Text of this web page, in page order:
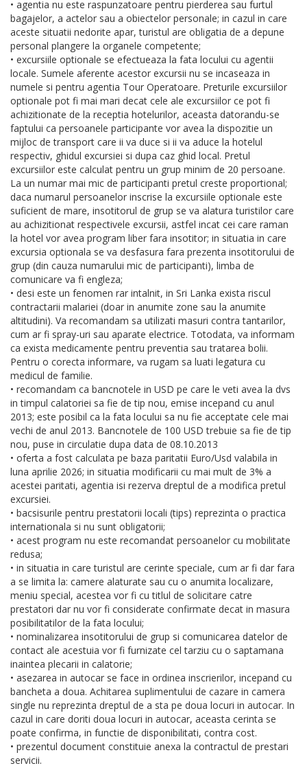
• agentia nu este raspunzatoare pentru pierderea sau furtul
bagajelor, a actelor sau a obiectelor personale; in cazul in care
aceste situatii nedorite apar, turistul are obligatia de a depune
personal plangere la organele competente;
• excursiile optionale se efectueaza la fata locului cu agentii
locale. Sumele aferente acestor excursii nu se incaseaza in
numele si pentru agentia Tour Operatoare. Preturile excursiilor
optionale pot fi mai mari decat cele ale excursiilor ce pot fi
achizitionate de la receptia hotelurilor, aceasta datorandu-se
faptului ca persoanele participante vor avea la dispozitie un
mijloc de transport care ii va duce si ii va aduce la hotelul
respectiv, ghidul excursiei si dupa caz ghid local. Pretul
excursiilor este calculat pentru un grup minim de 20 persoane.
La un numar mai mic de participanti pretul creste proportional;
daca numarul persoanelor inscrise la excursiile optionale este
suficient de mare, insotitorul de grup se va alatura turistilor care
au achizitionat respectivele excursii, astfel incat cei care raman
la hotel vor avea program liber fara insotitor; in situatia in care
excursia optionala se va desfasura fara prezenta insotitorului de
grup (din cauza numarului mic de participanti), limba de
comunicare va fi engleza;
• desi este un fenomen rar intalnit, in Sri Lanka exista riscul
contractarii malariei (doar in anumite zone sau la anumite
altitudini). Va recomandam sa utilizati masuri contra tantarilor,
cum ar fi spray-uri sau aparate electrice. Totodata, va informam
ca exista medicamente pentru preventia sau tratarea bolii.
Pentru o corecta informare, va rugam sa luati legatura cu
medicul de familie.
• recomandam ca bancnotele in USD pe care le veti avea la dvs
in timpul calatoriei sa fie de tip nou, emise incepand cu anul
2013; este posibil ca la fata locului sa nu fie acceptate cele mai
vechi de anul 2013. Bancnotele de 100 USD trebuie sa fie de tip
nou, puse in circulatie dupa data de 08.10.2013
• oferta a fost calculata pe baza paritatii Euro/Usd valabila in
luna aprilie 2026; in situatia modificarii cu mai mult de 3% a
acestei paritati, agentia isi rezerva dreptul de a modifica pretul
excursiei.
• bacsisurile pentru prestatorii locali (tips) reprezinta o practica
internationala si nu sunt obligatorii;
• acest program nu este recomandat persoanelor cu mobilitate
redusa;
• in situatia in care turistul are cerinte speciale, cum ar fi dar fara
a se limita la: camere alaturate sau cu o anumita localizare,
meniu special, acestea vor fi cu titlul de solicitare catre
prestatori dar nu vor fi considerate confirmate decat in masura
posibilitatilor de la fata locului;
• nominalizarea insotitorului de grup si comunicarea datelor de
contact ale acestuia vor fi furnizate cel tarziu cu o saptamana
inaintea plecarii in calatorie;
• asezarea in autocar se face in ordinea inscrierilor, incepand cu
bancheta a doua. Achitarea suplimentului de cazare in camera
single nu reprezinta dreptul de a sta pe doua locuri in autocar. In
cazul in care doriti doua locuri in autocar, aceasta cerinta se
poate confirma, in functie de disponibilitati, contra cost.
• prezentul document constituie anexa la contractul de prestari
servicii.